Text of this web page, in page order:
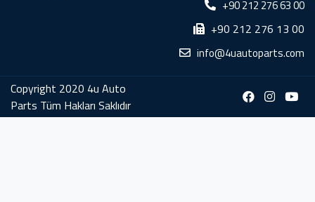
+90 212 276 63 00
+90 212 276 13 00
info@4uautoparts.com
Copyright 2020 4u Auto
Parts Tüm Hakları Saklıdır